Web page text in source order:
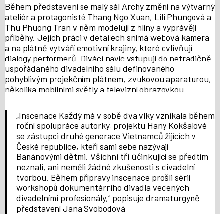
Během představení se malý sál Archy změní na výtvarný
ateliér a protagonisté Thang Ngo Xuan, Lili Phungová a
Thu Phuong Tran v něm modelují z hlíny a vyprávějí
příběhy. Jejich práci v detailech snímá webová kamera
a na plátně vytváří emotivní krajiny, které ovlivňují
dialogy performerů. Diváci navíc vstupují do netradičně
uspořádaného divadelního sálu definovaného
pohyblivým projekčním plátnem, zvukovou aparaturou,
několika mobilními světly a televizní obrazovkou.
„Inscenace Každý má v sobě dva vlky vznikala během
roční spolupráce autorky, projektu Hany Kokšalové
se zástupci druhé generace Vietnamců žijících v
České republice, kteří sami sebe nazývají
Banánovými dětmi. Všichni tři účinkující se předtím
neznali, ani neměli žádné zkušenosti s divadelní
tvorbou. Během přípravy inscenace prošli sérií
workshopů dokumentárního divadla vedených
divadelními profesionály,“ popisuje dramaturgyně
představení Jana Svobodová